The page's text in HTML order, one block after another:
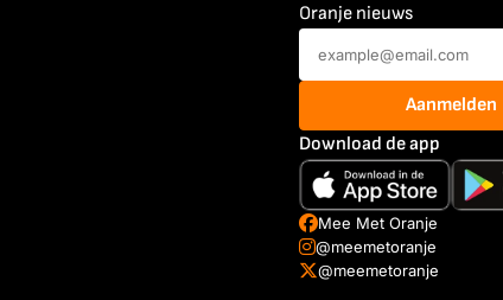
Oranje nieuws
Aanmelden
Download de app
Mee Met Oranje
@meemetoranje
@meemetoranje